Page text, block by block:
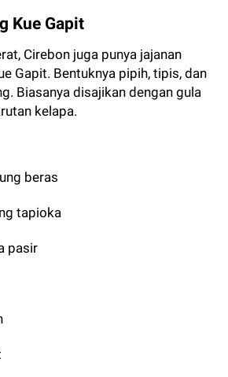
Kue Gapit
Cirebon juga punya jajanan
Gapit. Bentuknya pipih, tipis, dan
Biasanya disajikan dengan gula
kelapa.
beras
tapioka
pasir